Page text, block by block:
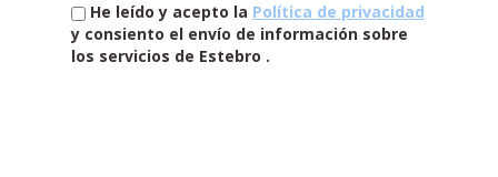
He leído y acepto la Política de privacidad
y consiento el envío de información sobre
los servicios de Estebro .